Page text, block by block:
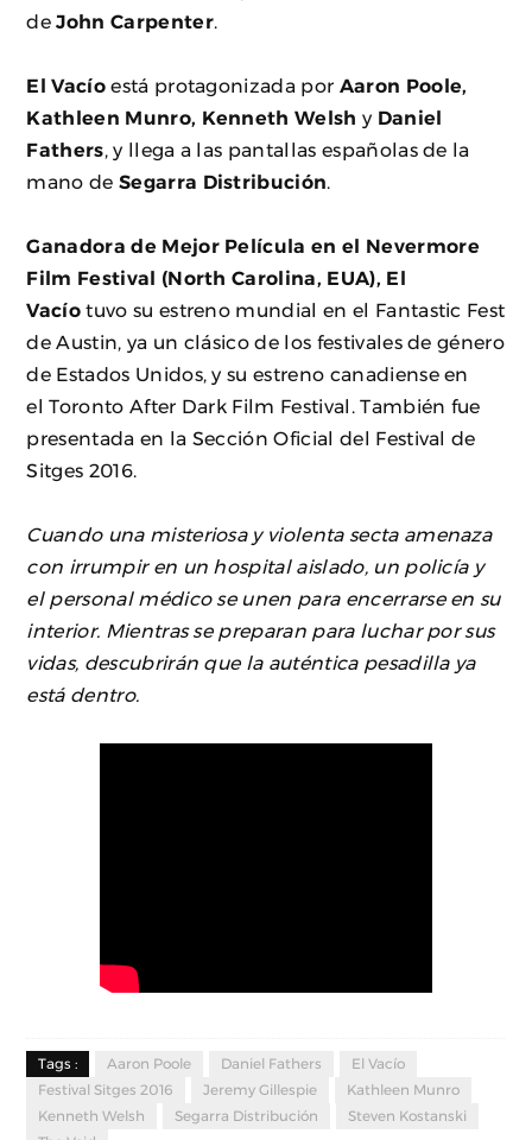
deJohn Carpenter.
El Vacíoestá protagonizada por Aaron Poole,
Kathleen Munro, Kenneth Welshy Daniel
Fathers , y llega a las pantallas españolas de la
mano de Segarra Distribución
Ganadora de Mejor Película en el Nevermore
Film Festival (North Carolina, EUA), El
Vacíotuvo su estreno mundial en el Fantastic Fest
de Austin, ya un clásico de los festivales de género
de Estados Unidos, y su estreno canadiense en
el Toronto After Dark Film Festival. También fue
presentada en la Sección Oficial del Festival de
Sitges 2016.
Cuando una misteriosa y violenta secta amenaza
con irrumpir en un hospital aislado, un policía y
el personal médico se unen para encerrarse en su
interior. Mientras se preparan para luchar por sus
vidas, descubrirán que la auténtica pesadilla ya
está dentro.
Tags : Aaron Poole Daniel Fathers
El Vacío
Festival Sitges 2016
Jeremy Gillespie
Kathleen Munro
Kenneth Welsh
Segarra Distribución
Steven Kostanski